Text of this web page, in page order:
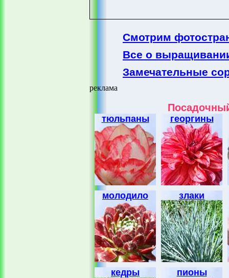
Смотрим
Все о
Замечательные
реклама
тюльпаны георгины
молодило злаки
кедры пионы